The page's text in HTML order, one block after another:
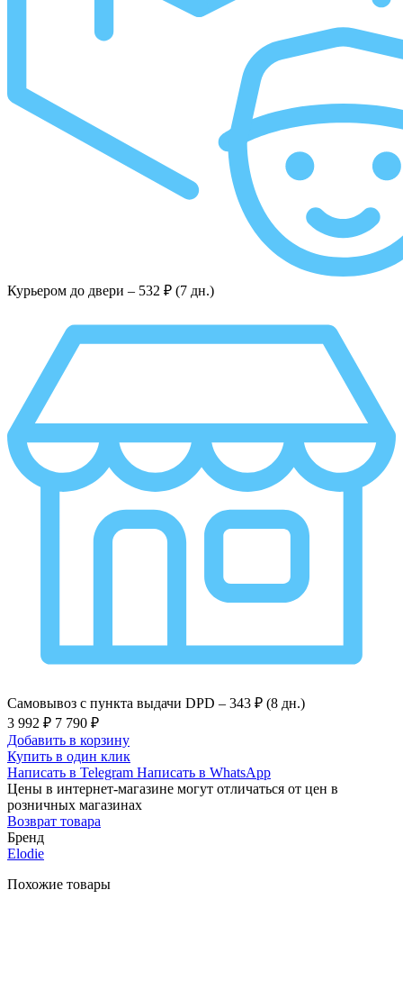
Курьером до двери – 532 ₽ (7 дн.)
Самовывоз с пункта выдачи DPD – 343 ₽ (8 дн.)
3 992 ₽ 7 790 ₽
Добавить в корзину
Купить в один клик
Написать в Telegram Написать в WhatsApp
Цены в интернет-магазине могут отличаться от цен в
розничных магазинах
Возврат товара
Бренд
Elodie
Похожие товары